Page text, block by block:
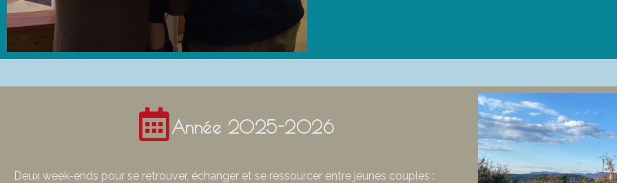
Année 2025-2026
Deux week-ends pour se retrouver, échanger et se ressourcer entre jeunes couples :